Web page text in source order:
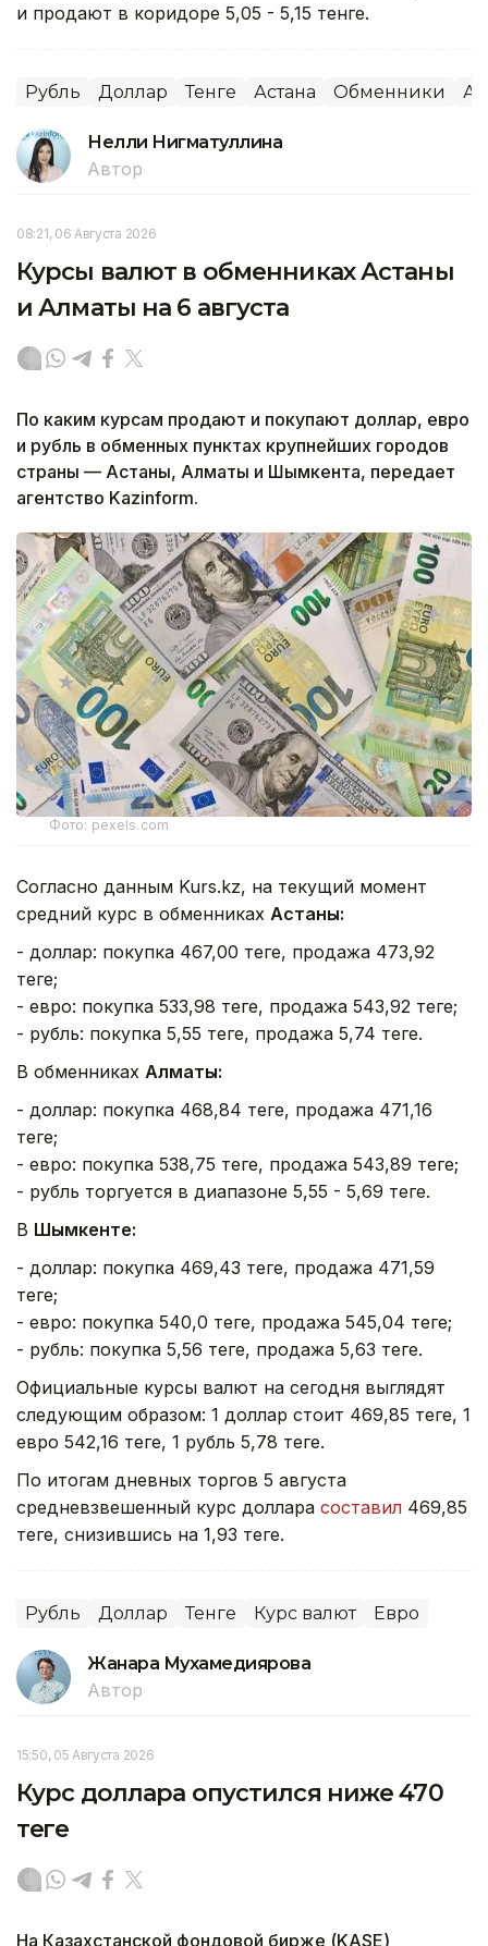
и продают в коридоре 5,05 - 5,15 тенге.
Рубль Доллар Тенге Астана Обменники
Нелли Нигматуллина
Автор
08:21, 06 Августа 2026
Курсы валют в обменниках Астаны
и Алматы на 6 августа
По каким курсам продают и покупают доллар, евро
и рубль в обменных пунктах крупнейших городов
страны — Астаны, Алматы и Шымкента, передает
агентство Kazinform.
Фото: pexels.com
Согласно данным Kurs.kz, на текущий момент
средний курс в обменниках Астаны:
- доллар: покупка 467,00 теңге, продажа 473,92
теңге;
- евро: покупка 533,98 теңге, продажа 543,92 теңге;
- рубль: покупка 5,55 теңге, продажа 5,74 теңге.
В обменниках Алматы:
- доллар: покупка 468,84 теңге, продажа 471,16
теңге;
- евро: покупка 538,75 теңге, продажа 543,89 теңге;
- рубль торгуется в диапазоне 5,55 - 5,69 теңге.
В Шымкенте:
- доллар: покупка 469,43 теңге, продажа 471,59
теңге;
- евро: покупка 540,0 теңге, продажа 545,04 теңге;
- рубль: покупка 5,56 теңге, продажа 5,63 теңге.
Официальные курсы валют на сегодня выглядят
следующим образом: 1 доллар стоит 469,85 теңге, 1
евро 542,16 теңге, 1 рубль 5,78 теңге.
По итогам дневных торгов 5 августа
средневзвешенный курс доллара составил 469,85
теңге, снизившись на 1,93 теңге.
Рубль Доллар Тенге Курс валют Евро
Жанара Мухамедиярова
Автор
15:50, 05 Августа 2026
Курс доллара опустился ниже 470
теңге
На Казахстанской фондовой бирже (KASE)